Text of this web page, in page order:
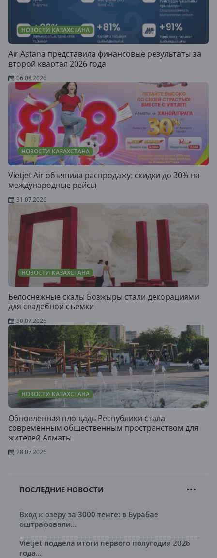
НОВОСТИ КАЗАХСТАНА
Air Astana представила финансовые результаты за
второй квартал 2026 года
06.08.2026
НОВОСТИ КАЗАХСТАНА
Vietjet Air объявила распродажу: скидки до 30% на
международные рейсы
31.07.2026
НОВОСТИ КАЗАХСТАНА
Белоснежные скалы Бозжыры стали декорациями
для свадебной съемки
30.07.2026
НОВОСТИ КАЗАХСТАНА
Обновленная площадь Республики стала
современным общественным пространством для
жителей Алматы
28.07.2026
ПОСЛЕДНИЕ НОВОСТИ
Вход к озеру за 3000 тенге: в Бурабае
оштрафовали...
Vietjet подвела итоги первого полугодия 2026
года...